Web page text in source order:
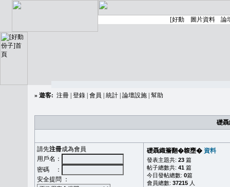
» 遊客: 注冊 登錄 會員 統計 論壇設施 幫助
礎
請先注冊成為會員
用戶名：
密碼 ：
安全提問 ：
礎聶織簷翻�䪖壅� 資料
發表主題共: 23 篇
帖子總數共: 41 篇
今日發帖總數: 0篇
會員總數: 37215 人